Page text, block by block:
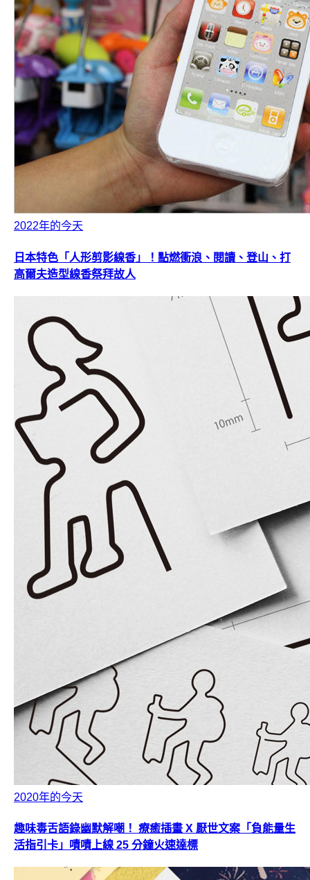
2022年的今天
日本特色「人形剪影線香」！點燃衝浪、閱讀、登山、打
高爾夫造型線香祭拜故人
2020年的今天
趣味毒舌語錄幽默解嘲！ 療癒插畫 X 厭世文案「負能量生
活指引卡」嘖嘖上線 25 分鐘火速達標